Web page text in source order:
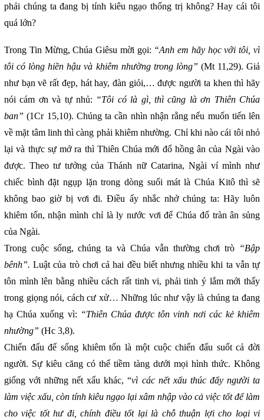
phải chúng ta đang bị tính kiêu ngạo thống trị không? Hay cái tôi
quá lớn?
Trong Tin Mừng, Chúa Giêsu mời gọi: “Anh em hãy học với tôi, vì
tôi có lòng hiền hậu và khiêm nhường trong lòng” (Mt 11,29). Giả
như bạn vẽ rất đẹp, hát hay, đàn giỏi,… được người ta khen thì hãy
nói cám ơn và tự nhủ: “Tôi có là gì, thì cũng là ơn Thiên Chúa
ban” (1Cr 15,10). Chúng ta cần nhìn nhận rằng nếu muốn tiến lên
về mặt tâm linh thì càng phải khiêm nhường. Chỉ khi nào cái tôi nhỏ
lại và thực sự mở ra thì Thiên Chúa mới đổ hồng ân của Ngài vào
được. Theo tư tưởng của Thánh nữ Catarina, Ngài ví mình như
chiếc bình đặt ngụp lặn trong dòng suối mát là Chúa Kitô thì sẽ
không bao giờ bị vơi đi. Điều ấy nhắc nhở chúng ta: Hãy luôn
khiêm tốn, nhận mình chỉ là ly nước vơi để Chúa đổ tràn ân sủng
của Ngài.
Trong cuộc sống, chúng ta và Chúa vẫn thường chơi trò “Bập
bênh”. Luật của trò chơi cả hai đều biết nhưng nhiều khi ta vẫn tự
tôn mình lên bằng nhiều cách rất tinh vi, phải tinh ý lắm mới thấy
trong giọng nói, cách cư xử… Những lúc như vậy là chúng ta đang
hạ Chúa xuống vì: “Thiên Chúa được tôn vinh nơi các kẻ khiêm
nhường” (Hc 3,8).
Chiến đấu để sống khiêm tốn là một cuộc chiến đấu suốt cả đời
người. Sự kiêu căng có thể tiềm tàng dưới mọi hình thức. Không
giống với những nết xấu khác, “vì các nết xấu thúc đẩy người ta
làm việc xấu, còn tính kiêu ngạo lại xâm nhập vào cả việc tốt để làm
cho việc tốt hư đi, chính điều tốt lại là chỗ thuận lợi cho loại vi